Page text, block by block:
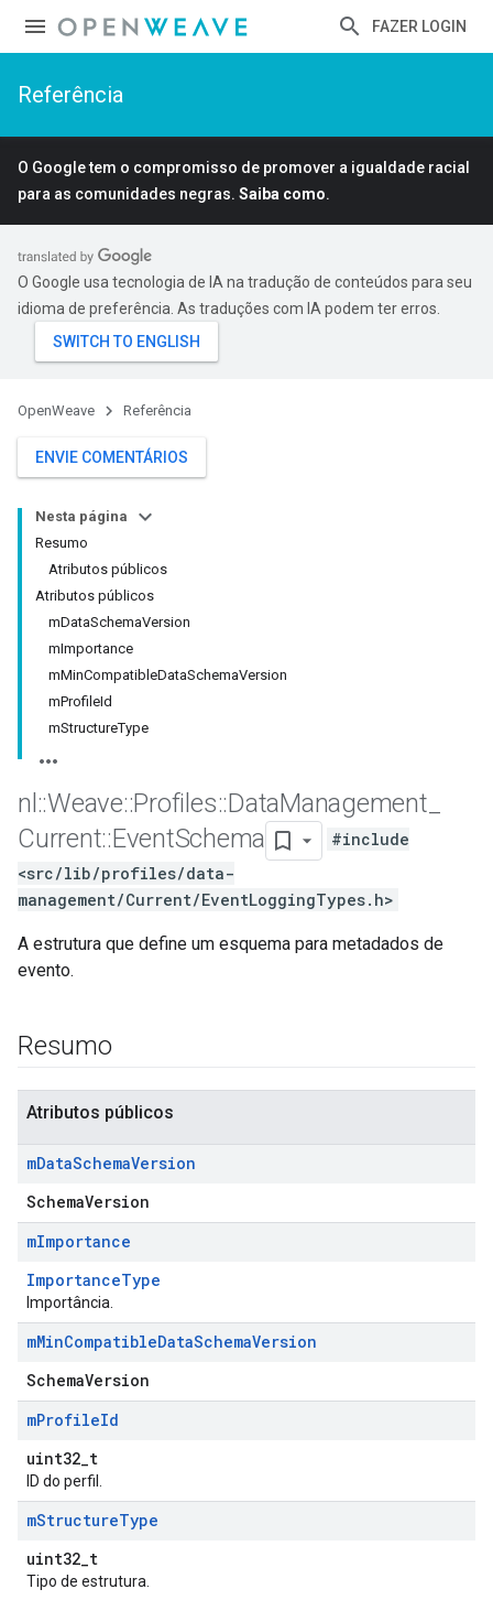
FAZER LOGIN
Referência
O Google tem o compromisso de promover a igualdade racial
para as comunidades negras. Saiba como.
O Google usa tecnologia de IA na tradução de conteúdos para seu
idioma de preferência. As traduções com IA podem ter erros.
OpenWeave Referência
ENVIE COMENTÁRIOS
Nesta página
Resumo
Atributos públicos
Atributos públicos
mDataSchemaVersion
mImportance
mMinCompatibleDataSchemaVersion
mProfileId
mStructureType
nl ::Weave::Profiles::DataManagement
Current::EventSchema
#include
<src/lib/profiles/data-
management/Current/EventLoggingTypes.h>
A estrutura que define um esquema para metadados de
evento.
Resumo
Atributos públicos
mDataSchemaVersion
SchemaVersion
mImportance
ImportanceType
Importância.
mMinCompatibleDataSchemaVersion
SchemaVersion
mProfileId
uint32_t
ID do perfil.
mStructureType
uint32_t
Tipo de estrutura.